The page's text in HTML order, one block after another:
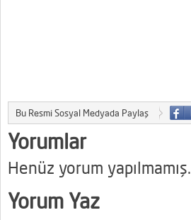
Bu Resmi Sosyal Medyada Paylaş
Yorumlar
Henüz yorum yapılmamış.
Yorum Yaz